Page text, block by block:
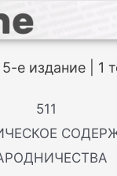
е издание | 1
511